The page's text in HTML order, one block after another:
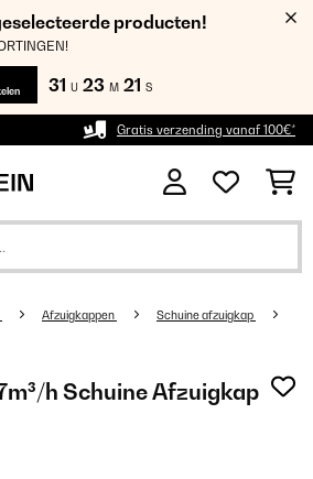
producten!
31 U 23 M 21 S
Gratis verzending vanaf 100€*
Afzuigkappen Schuine afzuigkap
h Schuine Afzuigkap